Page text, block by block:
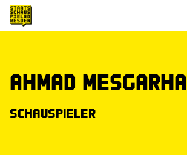
Ahmad Mesgarha
Schauspieler